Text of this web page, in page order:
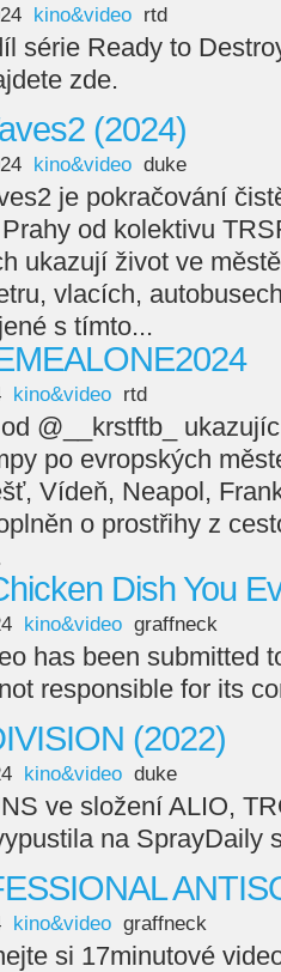
kino&video rtd
série Ready to
zde.
(2024)
kino&video duke
je pokračování
od kolektivu
ukazují život ve
vlacích,
s tímto...
kino&video rtd
@__krstftb_
po evropských
Vídeň, Neapol,
o prostřihy z
Dish You
kino&video graffneck
has been submitted
responsible for its
(2022)
kino&video duke
ve složení ALIO,
na SprayDaily
kino&video graffneck
si 17minutové